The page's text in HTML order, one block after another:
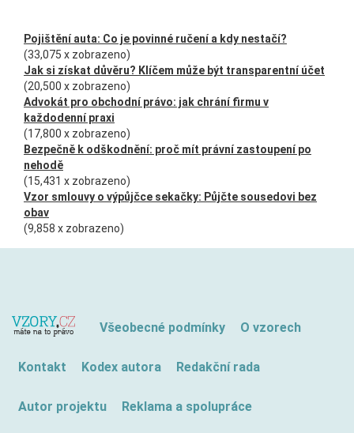
Pojištění auta: Co je povinné ručení a kdy nestačí?
(33,075 x zobrazeno)
Jak si získat důvěru? Klíčem může být transparentní účet
(20,500 x zobrazeno)
Advokát pro obchodní právo: jak chrání firmu v
každodenní praxi
(17,800 x zobrazeno)
Bezpečně k odškodnění: proč mít právní zastoupení po
nehodě
(15,431 x zobrazeno)
Vzor smlouvy o výpůjčce sekačky: Půjčte sousedovi bez
obav
(9,858 x zobrazeno)
Všeobecné podmínky O vzorech
Kontakt Kodex autora Redakční rada
Autor projektu Reklama a spolupráce